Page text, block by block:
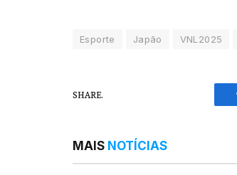
Esporte Japão VNL2025
SHARE.
MAIS NOTÍCIAS